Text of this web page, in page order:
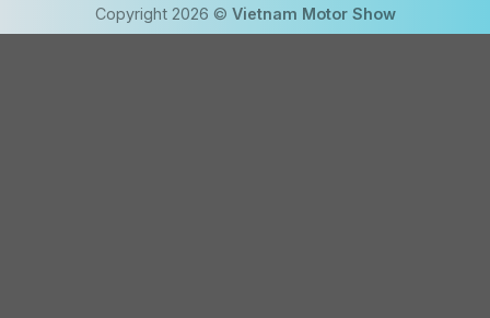
Copyright 2026 © Vietnam Motor Show